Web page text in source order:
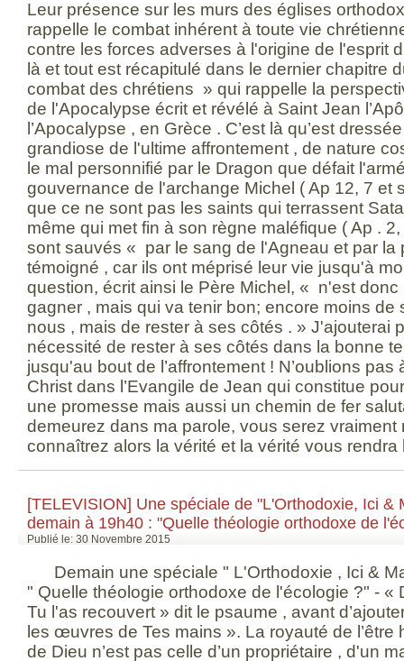
[TELEVISION] Une spéciale de "L'Orthodoxie, Ici &
demain à 19h40 : "Quelle théologie orthodoxe de
Publié le: 30 Novembre 2015
Demain une spéciale " L'Orthodoxie , Ici &
" Quelle théologie orthodoxe de l'écologie ?" - «
Tu l'as recouvert » dit le psaume , avant
les œuvres de Tes mains ». La royauté de l’être
de Dieu n’est pas celle d’un propriétaire , d'un